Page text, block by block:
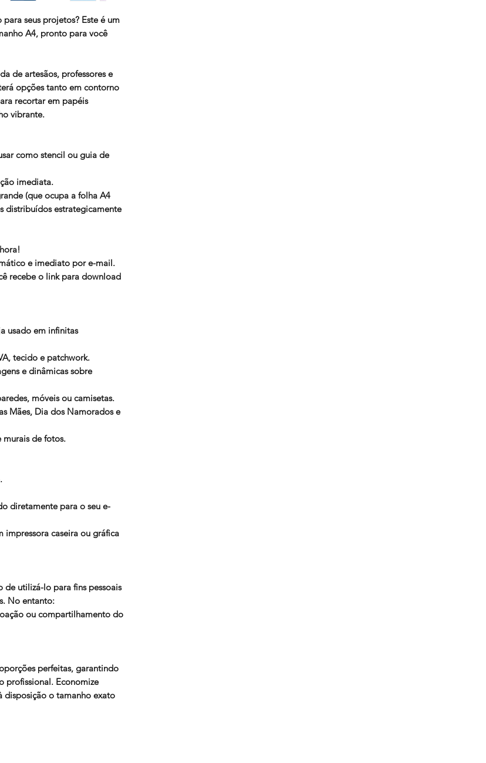
seus projetos? Este é um
A4, pronto para você
de artesãos, professores e
opções tanto em contorno
recortar em papéis
vibrante.
como stencil ou guia de
imediata.
(que ocupa a folha A4
distribuídos estrategicamente
e imediato por e-mail.
recebe o link para download
usado em infinitas
tecido e patchwork.
e dinâmicas sobre
móveis ou camisetas.
Mães, Dia dos Namorados e
murais de fotos.
diretamente para o seu e-
impressora caseira ou gráfica
utilizá-lo para fins pessoais
No entanto:
ou compartilhamento do
perfeitas, garantindo
profissional. Economize
disposição o tamanho exato